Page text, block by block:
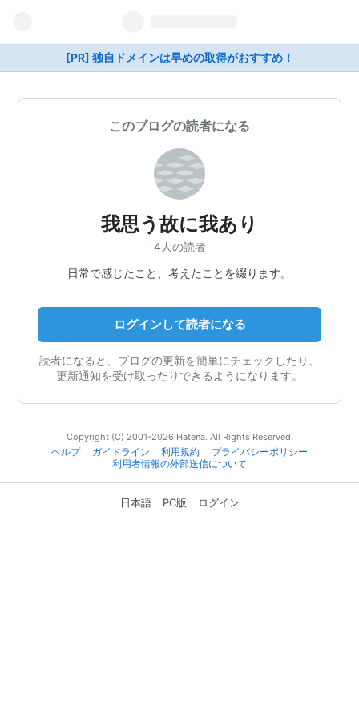
[PR] 独自ドメインは早めの取得がおすすめ！
このブログの読者になる
我思う故に我あり
4人の読者
日常で感じたこと、考えたことを綴ります。
ログインして読者になる
読者になると、ブログの更新を簡単にチェックしたり、
更新通知を受け取ったりできるようになります。
Copyright (C) 2001-2026 Hatena. All Rights Reserved.
ヘルプ
ガイドライン 利用規約
プライバシーポリシー
利用者情報の外部送信について
日本語 PC版 ログイン